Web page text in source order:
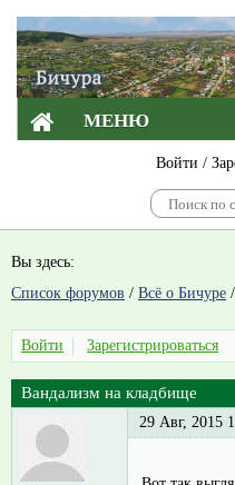
МЕНЮ
Войти /
Вы здесь:
Список форумов / Всё о Бичуре /
Войти Зарегистрироваться
Вандализм на кладбище
29 Авг, 2015